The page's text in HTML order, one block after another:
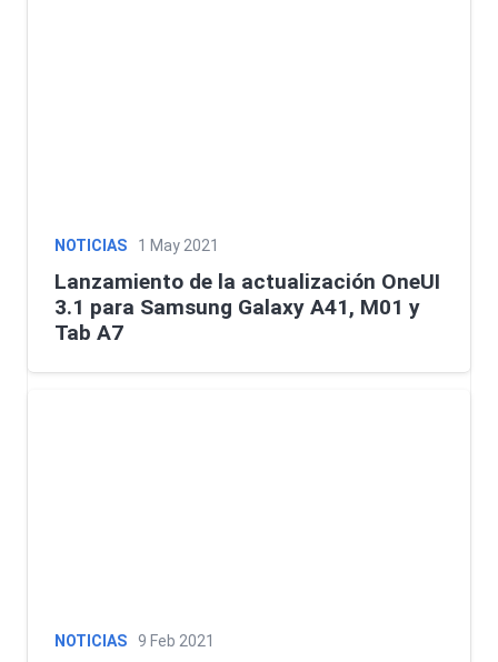
NOTICIAS 1 May 2021
Lanzamiento de la actualización OneUI
3.1 para Samsung Galaxy A41, M01 y
Tab A7
NOTICIAS 9 Feb 2021